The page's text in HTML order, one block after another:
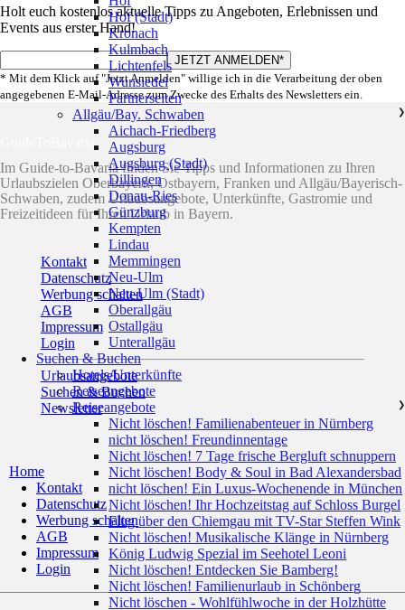
Holt euch kostenlos aktuelle Tipps zu Angeboten, Erlebnissen und
Events aus erster Hand!
* Mit dem Klick auf "Jetzt Anmelden" willige ich in die Verarbeitung der oben
angegebenen E-Mail-Adresse zum Zwecke des Erhalts des Newsletters ein.
GuideToBavaria
Im Guide-to-Bavaria finden Sie Tipps und Informationen zu Ihren
Urlaubszielen Oberbayern, Ostbayern, Franken und Allgäu/Bayerisch-
Schwaben, zudem Urlaubsangebote, Unterkünfte, Gastromie und
Freizeitideen für Ihren Urlaub in Bayern.
Kontakt
Datenschutz
Werbung schalten
AGB
Impressum
Login
Urlaubsangebote
Suchen & Buchen
Newsletter
Home
Kontakt
Datenschutz
Werbung schalten
AGB
Impressum
Login
Hof (Stadt)
Kronach
Kulmbach
Lichtenfels
Wunsiedel
Partnerseiten
Allgäu/Bay. Schwaben
❯
Aichach-Friedberg
Augsburg
Augsburg (Stadt)
Dillingen
Donau-Ries
Günzburg
Kempten
Lindau
Memmingen
Neu-Ulm
Neu-Ulm (Stadt)
Oberallgäu
Ostallgäu
Unterallgäu
Suchen & Buchen
Hotels/Unterkünfte
Reiseangebote
Reiseangebote
❯
Nicht löschen! Familienabenteuer in Nürnberg
nicht löschen! Freundinnentage
Nicht löschen! 7 Tage frische Bergluft schnuppern
Nicht löschen! Body & Soul in Bad Alexandersbad
nicht löschen! Ein Luxus-Wochenende in München
Nicht löschen! Ihr Hochzeitstag auf Schloss Burgel
Flug über den Chiemgau mit TV-Star Steffen Wink
Nicht löschen! Musikalische Klänge in Nürnberg
König Ludwig Spezial im Seehotel Leoni
Nicht löschen! Entdecken Sie Bamberg!
Nicht löschen! Familienurlaub in Schönberg
Nicht löschen - Wohlfühlwoche in der Holzhütte